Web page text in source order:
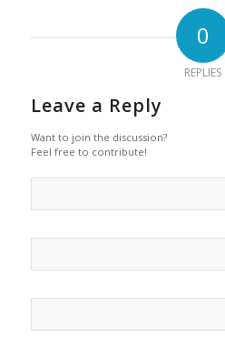
0
REPLIES
Leave a Reply
Want to join the discussion?
Feel free to contribute!